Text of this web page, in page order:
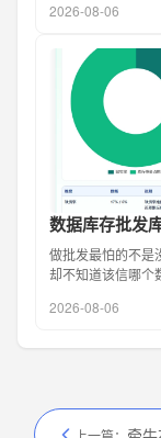
2026-08-06
数据库存批发
做批发最怕的不是
却不知道该信哪
2026-08-06